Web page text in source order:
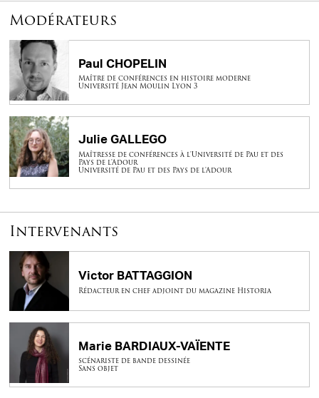
Modérateurs
Paul CHOPELIN
Maître de conférences en histoire moderne
Université Jean Moulin Lyon 3
Julie GALLEGO
Maîtresse de conférences à l'Université de Pau et des
Pays de l'Adour
Université de Pau et des Pays de l'Adour
Intervenants
Victor BATTAGGION
Rédacteur en chef adjoint du magazine Historia
Marie BARDIAUX-VAÏENTE
scénariste de bande dessinée
Sans objet